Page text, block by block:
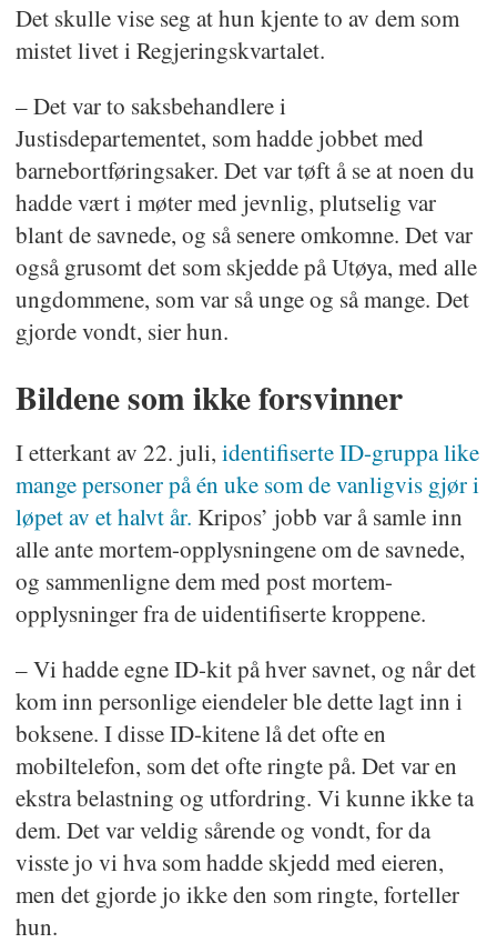
Det skulle vise seg at hun kjente to av dem som
mistet livet i Regjeringskvartalet.
– Det var to saksbehandlere i
Justisdepartementet, som hadde jobbet med
barnebortføringsaker. Det var tøft å se at noen du
hadde vært i møter med jevnlig, plutselig var
blant de savnede, og så senere omkomne. Det var
også grusomt det som skjedde på Utøya, med alle
ungdommene, som var så unge og så mange. Det
gjorde vondt, sier hun.
Bildene som ikke forsvinner
I etterkant av 22. juli, identifiserte ID-gruppa like
mange personer på én uke som de vanligvis gjør i
løpet av et halvt år. Kripos’ jobb var å samle inn
alle ante mortem-opplysningene om de savnede,
og sammenligne dem med post mortem-
opplysninger fra de uidentifiserte kroppene.
– Vi hadde egne ID-kit på hver savnet, og når det
kom inn personlige eiendeler ble dette lagt inn i
boksene. I disse ID-kitene lå det ofte en
mobiltelefon, som det ofte ringte på. Det var en
ekstra belastning og utfordring. Vi kunne ikke ta
dem. Det var veldig sårende og vondt, for da
visste jo vi hva som hadde skjedd med eieren,
men det gjorde jo ikke den som ringte, forteller
hun.